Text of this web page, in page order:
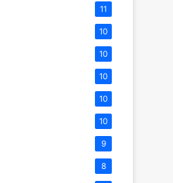
11
10
10
10
10
10
9
8